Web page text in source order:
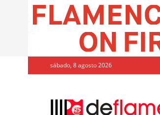
sábado, 8 agosto 2026